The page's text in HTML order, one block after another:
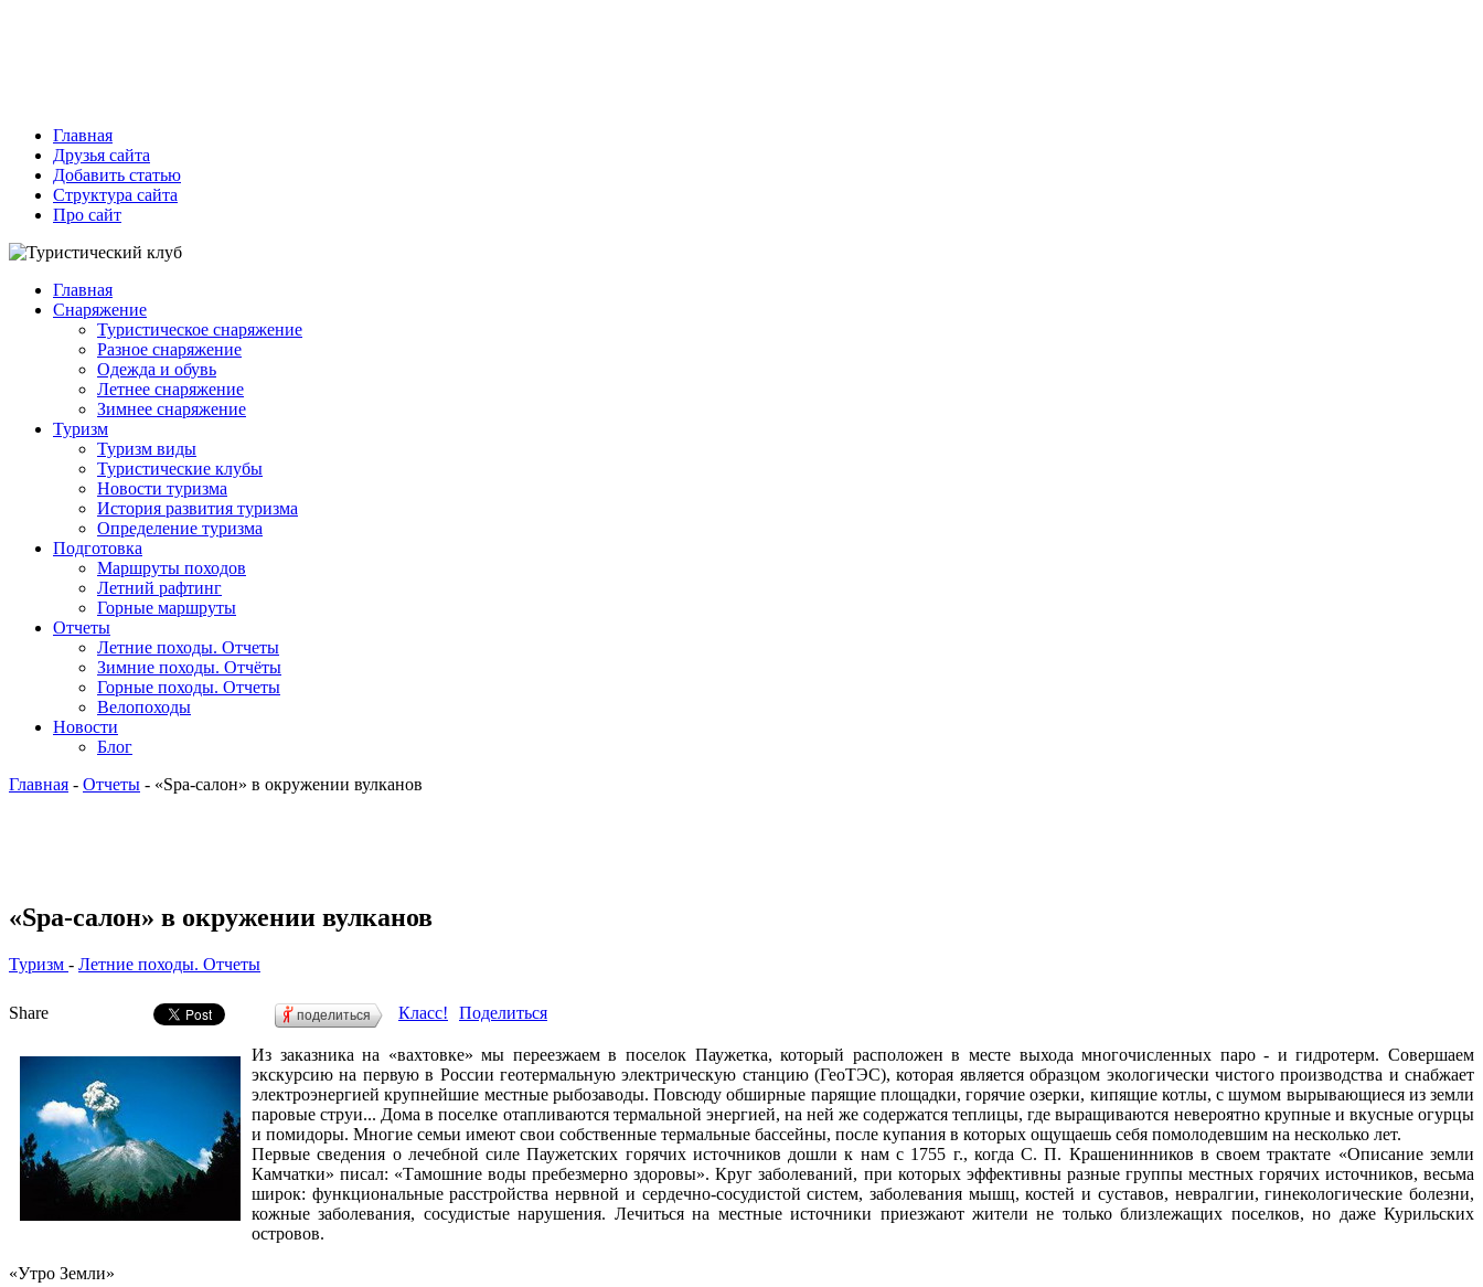
Главная
Друзья сайта
Добавить статью
Структура сайта
Про сайт
Главная
Снаряжение
Туристическое снаряжение
Разное снаряжение
Одежда и обувь
Летнее снаряжение
Зимнее снаряжение
Туризм
Туризм виды
Туристические клубы
Новости туризма
История развития туризма
Определение туризма
Подготовка
Маршруты походов
Летний рафтинг
Горные маршруты
Отчеты
Летние походы. Отчеты
Зимние походы. Отчёты
Горные походы. Отчеты
Велопоходы
Новости
Блог
Главная - Отчеты - «Spa-салон» в окружении вулканов
«Spa-салон» в окружении вулканов
Туризм - Летние походы. Отчеты
Share поделиться Класс! Поделиться
Из заказника на «вахтовке» мы переезжаем в поселок Паужетка, который расположен в месте выхода многочисленных паро - и гидротерм. Совершаем
экскурсию на первую в России геотермальную электрическую станцию (ГеоТЭС), которая является образцом экологически чистого производства и снабжает
электроэнергией крупнейшие местные рыбозаводы. Повсюду обширные парящие площадки, горячие озерки, кипящие котлы, с шумом вырывающиеся из земли
паровые струи... Дома в поселке отапливаются термальной энергией, на ней же содержатся теплицы, где выращиваются невероятно крупные и вкусные огурцы
и помидоры. Многие семьи имеют свои собственные термальные бассейны, после купания в которых ощущаешь себя помолодевшим на несколько лет.
Первые сведения о лечебной силе Паужетских горячих источников дошли к нам с 1755 г., когда С. П. Крашенинников в своем трактате «Описание земли
Камчатки» писал: «Тамошние воды пребезмерно здоровы». Круг заболеваний, при которых эффективны разные группы местных горячих источников, весьма
широк: функциональные расстройства нервной и сердечно-сосудистой систем, заболевания мышц, костей и суставов, невралгии, гинекологические болезни,
кожные заболевания, сосудистые нарушения. Лечиться на местные источники приезжают жители не только близлежащих поселков, но даже Курильских
островов.
«Утро Земли»